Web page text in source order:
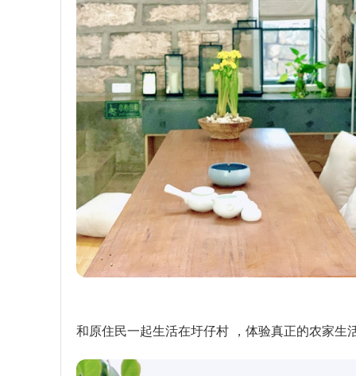
和原住民一起生活在圩仔村 ，体验真正的农家生